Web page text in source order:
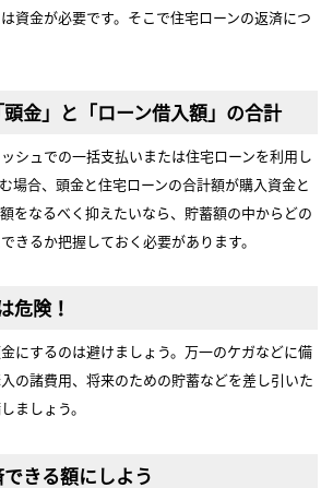
資金が必要です。そこで住宅ローンの返済につ
頭金」と「ローン借入額」の合計
シュでの一括支払いまたは住宅ローンを利用し
場合、頭金と住宅ローンの合計額が購入資金と
をなるべく抑えたいなら、貯蓄額の中からどの
きるか把握しておく必要があります。
危険！
にするのは避けましょう。万一のケガなどに備
の諸費用、将来のための貯蓄などを差し引いた
ましょう。
きる額にしよう